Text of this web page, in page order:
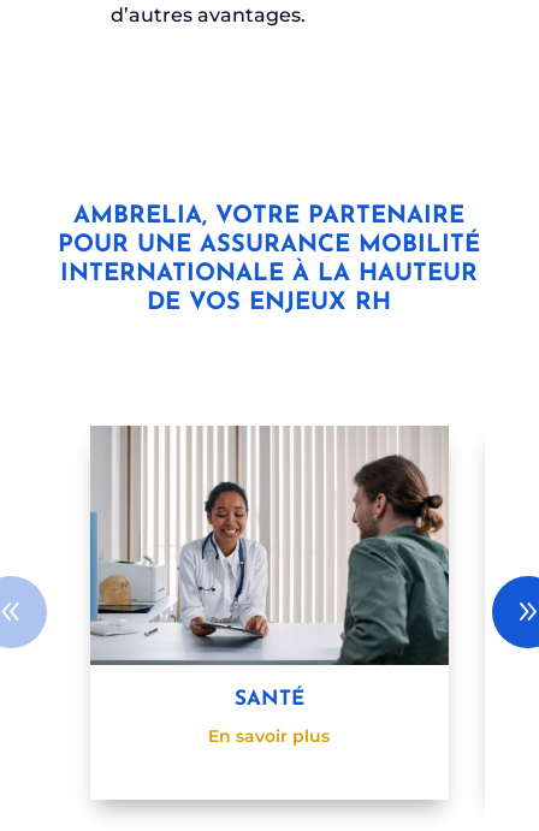
d’autres avantages.
AMBRELIA, VOTRE PARTENAIRE
POUR UNE ASSURANCE MOBILITÉ
INTERNATIONALE À LA HAUTEUR
DE VOS ENJEUX RH
SANTÉ
En savoir plus